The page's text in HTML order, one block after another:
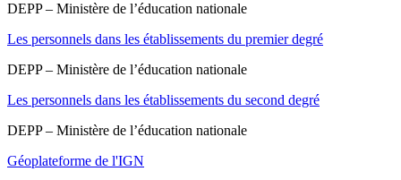
DEPP – Ministère de l’éducation nationale
Les personnels dans les établissements du premier degré
DEPP – Ministère de l’éducation nationale
Les personnels dans les établissements du second degré
DEPP – Ministère de l’éducation nationale
Géoplateforme de l'IGN